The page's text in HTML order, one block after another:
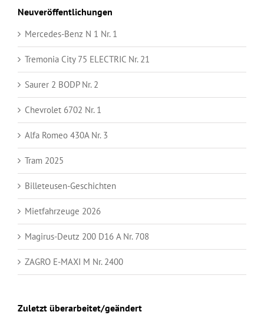
Neuveröffentlichungen
Mercedes-Benz N 1 Nr. 1
Tremonia City 75 ELECTRIC Nr. 21
Saurer 2 BODP Nr. 2
Chevrolet 6702 Nr. 1
Alfa Romeo 430A Nr. 3
Tram 2025
Billeteusen-Geschichten
Mietfahrzeuge 2026
Magirus-Deutz 200 D16 A Nr. 708
ZAGRO E-MAXI M Nr. 2400
Zuletzt überarbeitet/geändert